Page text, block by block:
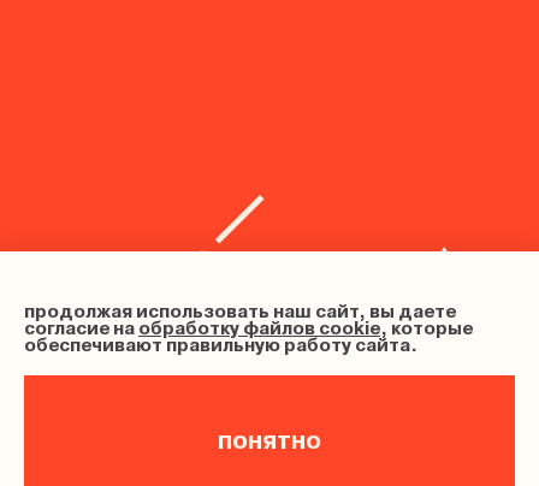
продолжая использовать наш сайт, вы даете
согласие на обработку файлов cookie, которые
обеспечивают правильную работу сайта.
понятно